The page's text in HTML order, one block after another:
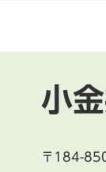
小
〒184-